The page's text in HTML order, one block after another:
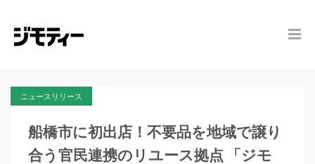
ニュースリリース
船橋市に初出店！不要品を地域で譲り
合う官民連携のリユース拠点 「ジモ